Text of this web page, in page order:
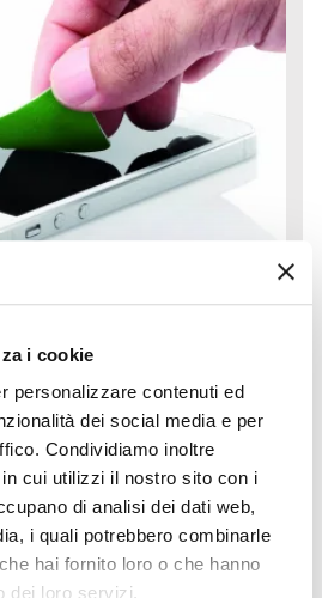
i cookie
personalizzare contenuti ed
dei social media e per
Condividiamo inoltre
cui utilizzi il nostro sito con i
di analisi dei dati web,
i quali potrebbero combinarle
hai fornito loro o che hanno
dei loro servizi.
è la soluzione raffinata per chi
schermo del proprio
da € 0,33
PREVENTIVO